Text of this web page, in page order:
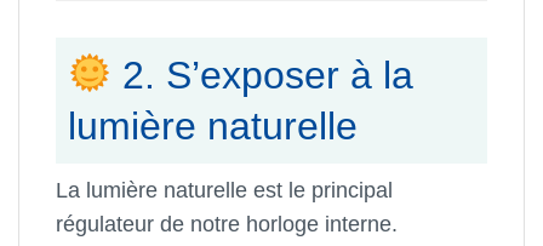
2. S’exposer à la
lumière naturelle
La lumière naturelle est le principal
régulateur de notre horloge interne.